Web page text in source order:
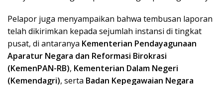
Pelapor juga menyampaikan bahwa tembusan laporan
telah dikirimkan kepada sejumlah instansi di tingkat
pusat, di antaranya Kementerian Pendayagunaan
Aparatur Negara dan Reformasi Birokrasi
(KemenPAN-RB), Kementerian Dalam Negeri
(Kemendagri), serta Badan Kepegawaian Negara